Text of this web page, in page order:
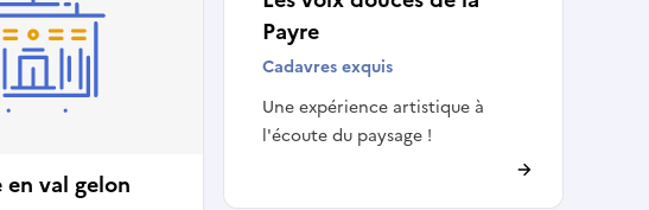
val gelon
Payre
Cadavres exquis
Une expérience artistique à
l'écoute du paysage !